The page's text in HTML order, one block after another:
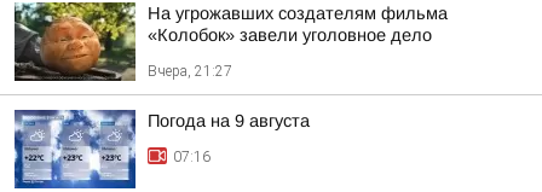
На угрожавших создателям фильма
«Колобок» завели уголовное дело
Вчера, 21:27
Погода на 9 августа
07:16